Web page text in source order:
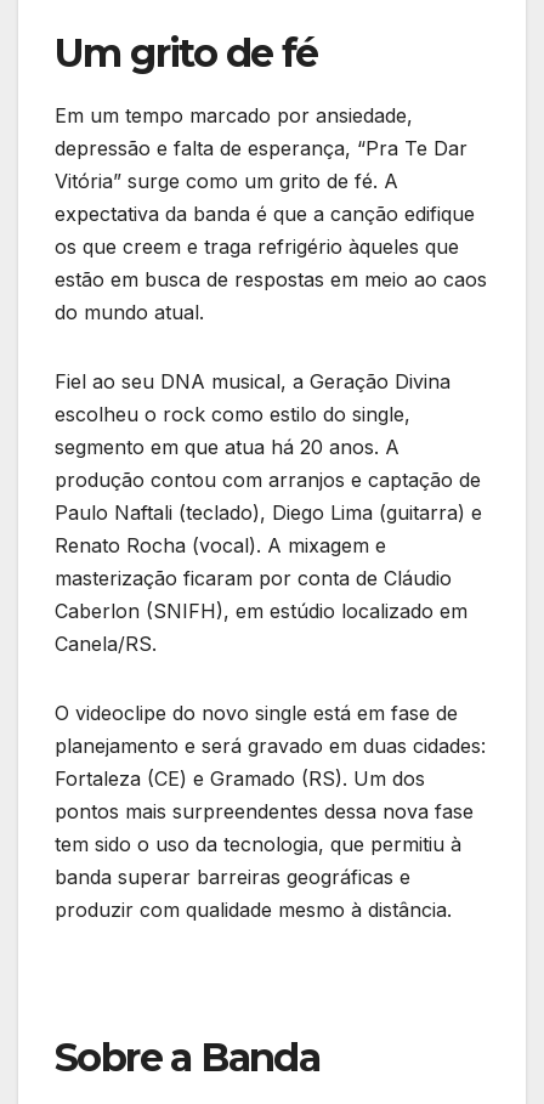
Um grito de fé
Em um tempo marcado por ansiedade,
depressão e falta de esperança, “Pra Te Dar
Vitória” surge como um grito de fé. A
expectativa da banda é que a canção edifique
os que creem e traga refrigério àqueles que
estão em busca de respostas em meio ao caos
do mundo atual.
Fiel ao seu DNA musical, a Geração Divina
escolheu o rock como estilo do single,
segmento em que atua há 20 anos. A
produção contou com arranjos e captação de
Paulo Naftali (teclado), Diego Lima (guitarra) e
Renato Rocha (vocal). A mixagem e
masterização ficaram por conta de Cláudio
Caberlon (SNIFH), em estúdio localizado em
Canela/RS.
O videoclipe do novo single está em fase de
planejamento e será gravado em duas cidades:
Fortaleza (CE) e Gramado (RS). Um dos
pontos mais surpreendentes dessa nova fase
tem sido o uso da tecnologia, que permitiu à
banda superar barreiras geográficas e
produzir com qualidade mesmo à distância.
Sobre a Banda